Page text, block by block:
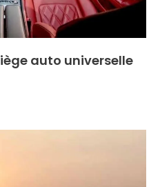
auto universelle